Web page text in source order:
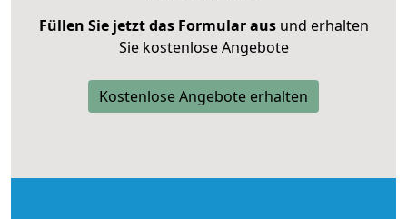
Füllen Sie jetzt das Formular ausund erhalten
Sie kostenlose Angebote
Kostenlose Angebote erhalten